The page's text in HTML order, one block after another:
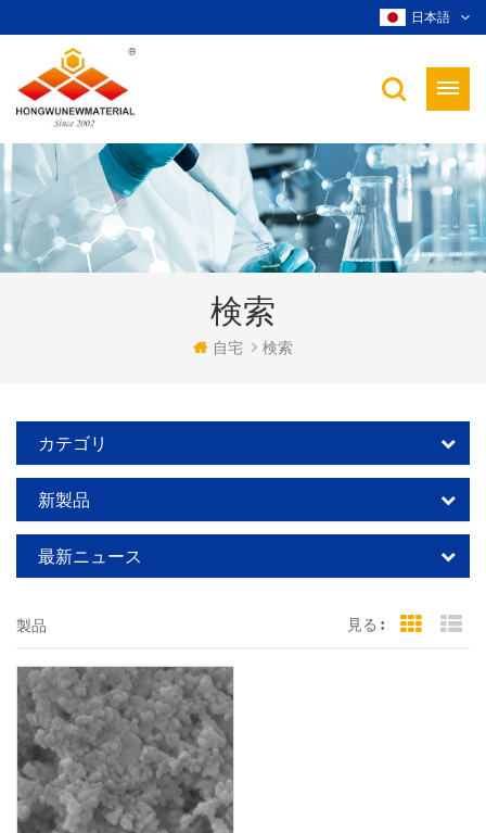
日本語
検索
自宅 検索
カテゴリ
新製品
最新ニュース
製品 見る : Grid